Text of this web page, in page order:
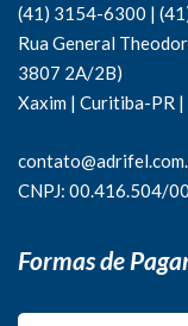
(41) 3154-6300 |
Rua General
3807 2A/2B)
Xaxim | Curitiba-PR
CNPJ: 00.416.504/
Formas de